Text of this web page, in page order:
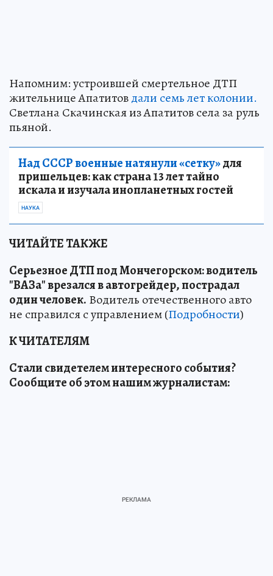
Напомним: устроившей смертельное ДТП
жительнице Апатитовдали семь лет колонии.
Светлана Скачинская из Апатитов села за руль
пьяной.
Над СССР военные натянули «сетку»для
пришельцев: как страна 13 лет тайно
искала и изучала инопланетных гостей
НАУКА
ЧИТАЙТЕ ТАКЖЕ
Серьезное ДТП под Мончегорском: водитель
"ВАЗа" врезался в автогрейдер, пострадал
один человек. Водитель отечественного авто
не справился с управлением (Подробности)
К ЧИТАТЕЛЯМ
Стали свидетелем интересного события?
Сообщите об этом нашим журналистам: